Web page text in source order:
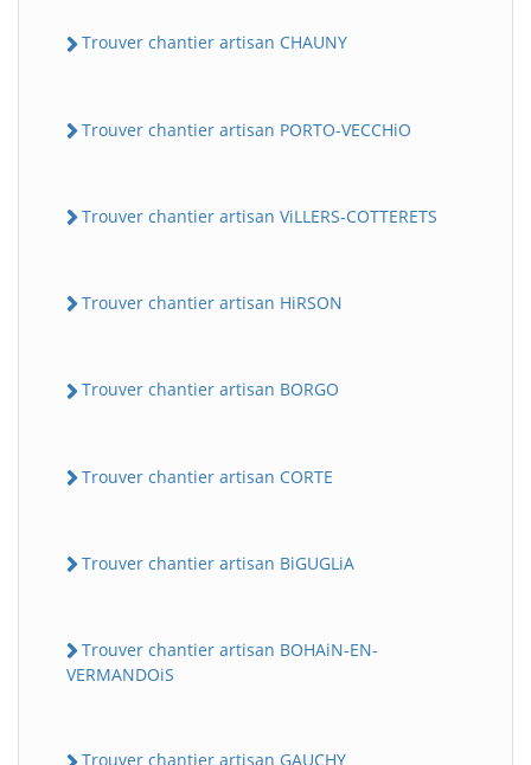
Trouver chantier artisan CHAUNY
Trouver chantier artisan PORTO-VECCHiO
Trouver chantier artisan ViLLERS-COTTERETS
Trouver chantier artisan HiRSON
Trouver chantier artisan BORGO
Trouver chantier artisan CORTE
Trouver chantier artisan BiGUGLiA
Trouver chantier artisan BOHAiN-EN-
VERMANDOiS
Trouver chantier artisan GAUCHY